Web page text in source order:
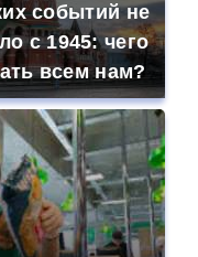
России
из-за этого
что купить?